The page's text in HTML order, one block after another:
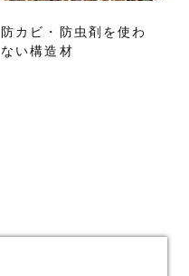
防カビ・防虫剤を使わ
ない構造材